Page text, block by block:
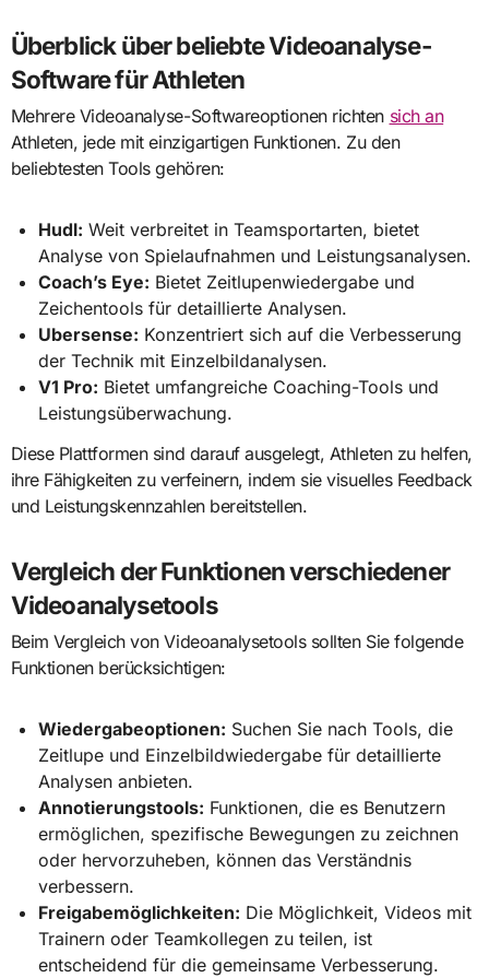
Überblick über beliebte Videoanalyse-
Software für Athleten
Mehrere Videoanalyse-Softwareoptionen richten sich an
Athleten, jede mit einzigartigen Funktionen. Zu den
beliebtesten Tools gehören:
Hudl: Weit verbreitet in Teamsportarten, bietet
Analyse von Spielaufnahmen und Leistungsanalysen.
Coach’s Eye: Bietet Zeitlupenwiedergabe und
Zeichentools für detaillierte Analysen.
Ubersense: Konzentriert sich auf die Verbesserung
der Technik mit Einzelbildanalysen.
V1 Pro: Bietet umfangreiche Coaching-Tools und
Leistungsüberwachung.
Diese Plattformen sind darauf ausgelegt, Athleten zu helfen,
ihre Fähigkeiten zu verfeinern, indem sie visuelles Feedback
und Leistungskennzahlen bereitstellen.
Vergleich der Funktionen verschiedener
Videoanalysetools
Beim Vergleich von Videoanalysetools sollten Sie folgende
Funktionen berücksichtigen:
Wiedergabeoptionen: Suchen Sie nach Tools, die
Zeitlupe und Einzelbildwiedergabe für detaillierte
Analysen anbieten.
Annotierungstools: Funktionen, die es Benutzern
ermöglichen, spezifische Bewegungen zu zeichnen
oder hervorzuheben, können das Verständnis
verbessern.
Freigabemöglichkeiten: Die Möglichkeit, Videos mit
Trainern oder Teamkollegen zu teilen, ist
entscheidend für die gemeinsame Verbesserung.